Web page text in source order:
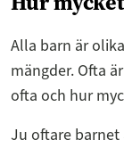
Alla barn är
mängder. Ofta
ofta och hur
Ju oftare barnet